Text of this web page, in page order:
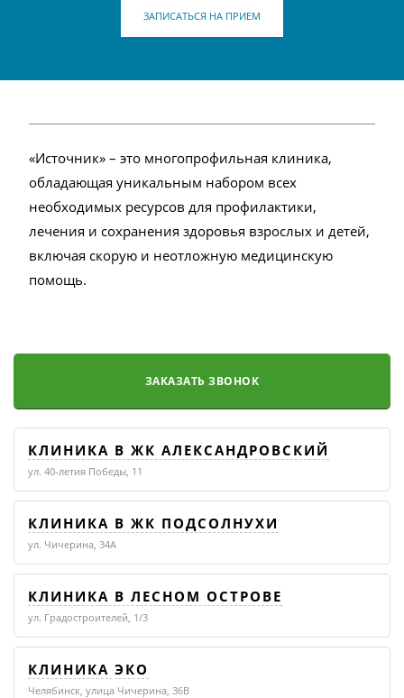
ЗАПИСАТЬСЯ НА ПРИЕМ
«Источник» – это многопрофильная клиника,
обладающая уникальным набором всех
необходимых ресурсов для профилактики,
лечения и сохранения здоровья взрослых и детей,
включая скорую и неотложную медицинскую
помощь.
ЗАКАЗАТЬ ЗВОНОК
КЛИНИКА В ЖК АЛЕКСАНДРОВСКИЙ
ул. 40-летия Победы, 11
КЛИНИКА В ЖК ПОДСОЛНУХИ
ул. Чичерина, 34А
КЛИНИКА В ЛЕСНОМ ОСТРОВЕ
ул. Градостроителей, 1/3
КЛИНИКА ЭКО
Челябинск, улица Чичерина, 36В